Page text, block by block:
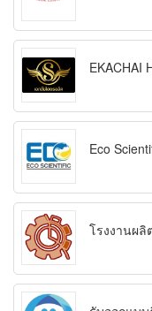
EKACHAI
Eco
โรงงานผลิ